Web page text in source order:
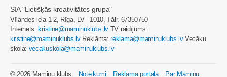
SIA "Lietišķās kreativitātes grupa"
Vīlandes iela 1-2, Rīga, LV - 1010, Tālr. 67350750
Internets: kristine@maminuklubs.lv TV raidījums:
kristine@maminuklubs.lvReklāma:reklama@maminuklubs.lvVecāku
skola: vecakuskola@maminuklubs.lv
© 2026 Māmiņu klubs Noteikumi Reklāma portālā Par Māmiņu